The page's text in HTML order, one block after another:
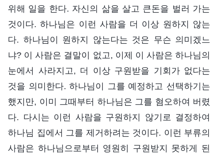
위해 일을 한다. 자신의 삶을 살고 큰돈을 벌러 가는
것이다. 하나님은 이런 사람을 더 이상 원하지 않는
다. 하나님이 원하지 않는다는 것은 무슨 의미겠느
냐? 이 사람은 결말이 없고, 이제 이 사람은 하나님의
눈에서 사라지고, 더 이상 구원받을 기회가 없다는
것을 의미한다. 하나님이 그를 예정하고 선택하기는
했지만, 이미 그때부터 하나님은 그를 혐오하여 버렸
다. 다시는 이런 사람을 구원하지 않기로 결정하여
하나님 집에서 그를 제거하려는 것이다. 이런 부류의
사람은 하나님으로부터 영원히 구원받지 못하게 된